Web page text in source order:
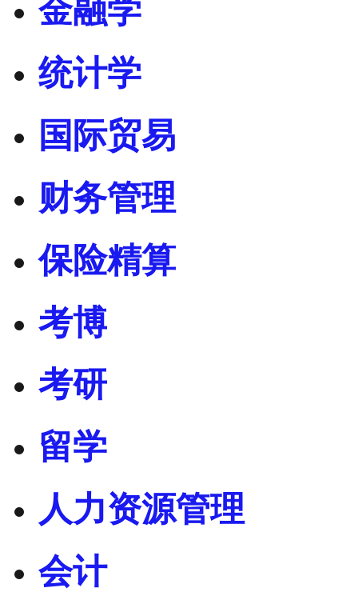
金融学
统计学
国际贸易
财务管理
保险精算
考博
考研
留学
人力资源管理
会计